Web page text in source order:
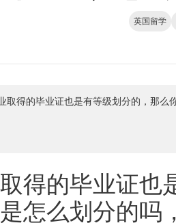
英国留学
取得的毕业证也是有等级划分的，那
得的毕业证也
怎么划分的吗